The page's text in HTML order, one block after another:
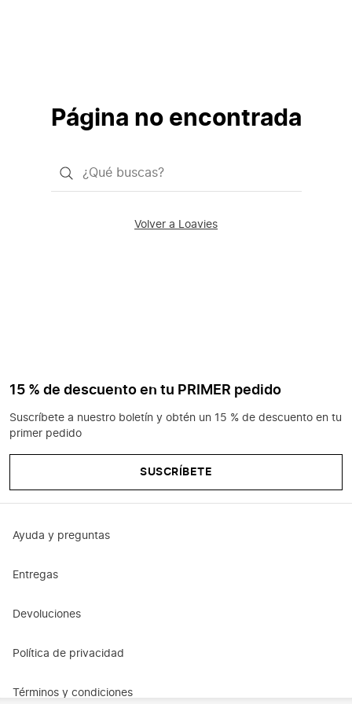
Página no encontrada
¿Qué
Volver a Loavies
15 % de descuento en tu PRIMER pedido
Suscríbete a nuestro boletín y obtén un 15 % de descuento en tu
primer pedido
SUSCRÍBETE
Ayuda y preguntas
Entregas
Devoluciones
Política de privacidad
Términos y condiciones